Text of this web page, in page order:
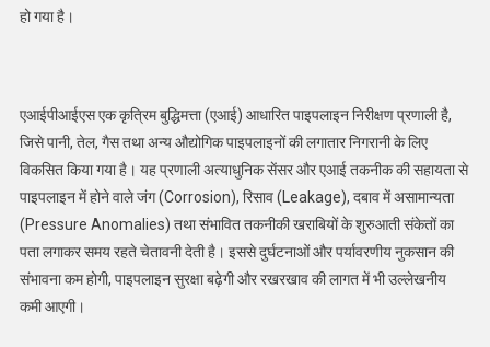
हो गया है।
एआईपीआईएस एक कृत्रिम बुद्धिमत्ता (एआई) आधारित पाइपलाइन निरीक्षण प्रणाली है,
जिसे पानी, तेल, गैस तथा अन्य औद्योगिक पाइपलाइनों की लगातार निगरानी के लिए
विकसित किया गया है। यह प्रणाली अत्याधुनिक सेंसर और एआई तकनीक की सहायता से
पाइपलाइन में होने वाले जंग (Corrosion), रिसाव (Leakage), दबाव में असामान्यता
(Pressure Anomalies) तथा संभावित तकनीकी खराबियों के शुरुआती संकेतों का
पता लगाकर समय रहते चेतावनी देती है। इससे दुर्घटनाओं और पर्यावरणीय नुकसान की
संभावना कम होगी, पाइपलाइन सुरक्षा बढ़ेगी और रखरखाव की लागत में भी उल्लेखनीय
कमी आएगी।